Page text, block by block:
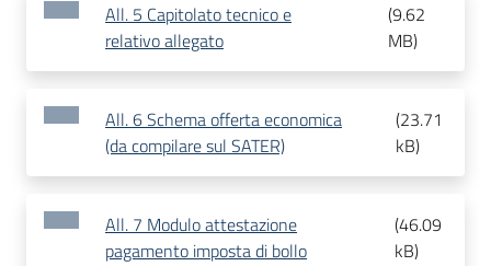
All. 5 Capitolato tecnico e
relativo allegato
(9.62
MB)
All. 6 Schema offerta economica
(da compilare sul SATER)
(23.71
kB)
All. 7 Modulo attestazione
pagamento imposta di bollo
(46.09
kB)